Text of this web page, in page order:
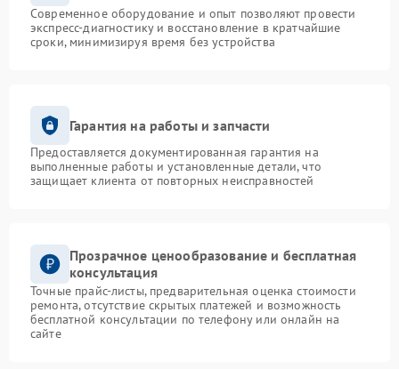
Современное оборудование и опыт позволяют провести
экспресс-диагностику и восстановление в кратчайшие
сроки, минимизируя время без устройства
Гарантия на работы и запчасти
Предоставляется документированная гарантия на
выполненные работы и установленные детали, что
защищает клиента от повторных неисправностей
Прозрачное ценообразование и бесплатная
консультация
Точные прайс-листы, предварительная оценка стоимости
ремонта, отсутствие скрытых платежей и возможность
бесплатной консультации по телефону или онлайн на
сайте